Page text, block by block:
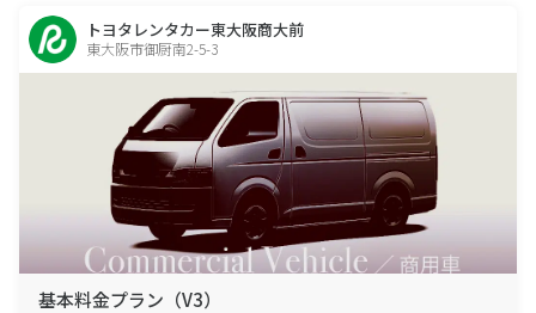
トヨタレンタカー東大阪商大前
東大阪市御厨南2-5-3
基本料金プラン（V3）